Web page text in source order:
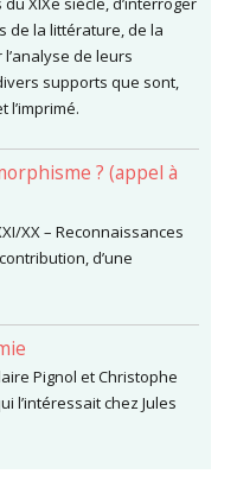
de la littérature, de la
de leurs
supports que sont,
l’imprimé.
? (appel à
XX – Reconnaissances
d’une
Pignol et Christophe
l’intéressait chez Jules